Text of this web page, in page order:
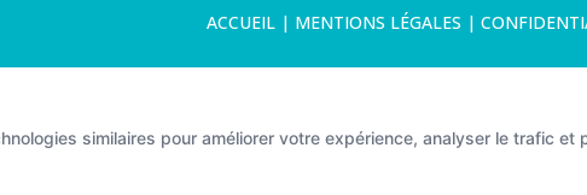
ACCUEIL| MENTIONS LÉGALES |
similaires pour améliorer votre expérience, analyser le trafic